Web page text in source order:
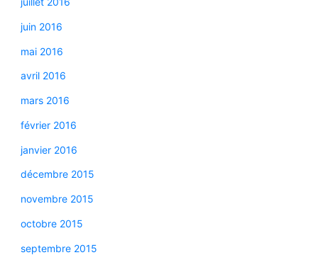
juin 2016
mai 2016
avril 2016
mars 2016
février 2016
janvier 2016
décembre 2015
novembre 2015
octobre 2015
septembre 2015